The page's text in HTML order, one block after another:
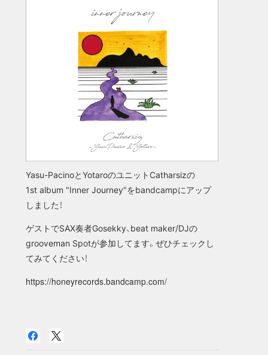
Yasu-PacinoとYotaroのユニットCatharsizの
1st album "Inner Journey"をbandcampにアップ
しました！
ゲストでSAX奏者Gosekky、beat maker/DJの
grooveman Spotが参加してます。ぜひチェックし
てみてください！
https://honeyrecords.bandcamp.com/